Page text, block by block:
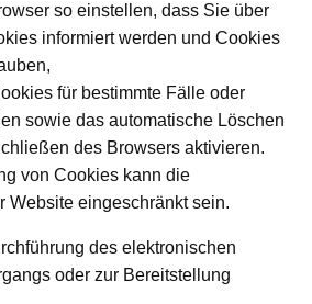
so einstellen, dass Sie über
informiert werden und Cookies
für bestimmte Fälle oder
sowie das automatische Löschen
des Browsers aktivieren.
von Cookies kann die
Website eingeschränkt sein.
des elektronischen
oder zur Bereitstellung